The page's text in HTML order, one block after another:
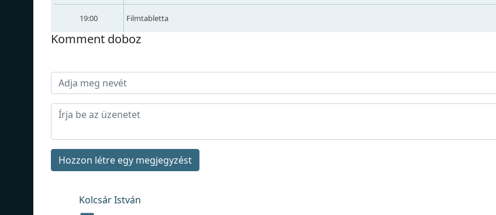
19:00 Filmtabletta
Komment doboz
Hozzon létre egy megjegyzést
Kolcsár István